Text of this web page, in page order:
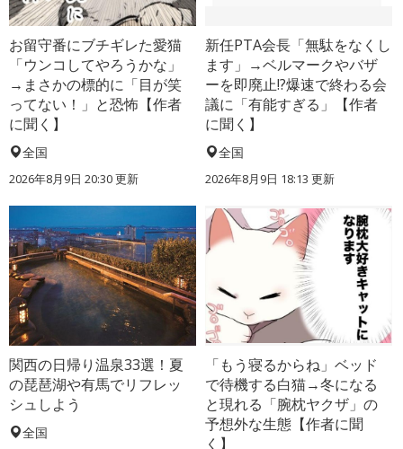
お留守番にブチギレた愛猫
「ウンコしてやろうかな」
→まさかの標的に「目が笑
ってない！」と恐怖【作者
に聞く】
全国
2026年8月9日 20:30更新
新任PTA会長「無駄をなくし
ます」→ベルマークやバザ
ーを即廃止!?爆速で終わる会
議に「有能すぎる」【作者
に聞く】
全国
2026年8月9日 18:13 更新
関西の日帰り温泉33選！夏
の琵琶湖や有馬でリフレッ
シュしよう
全国
「もう寝るからね」ベッド
で待機する白猫→冬になる
と現れる「腕枕ヤクザ」の
予想外な生態【作者に聞
く】